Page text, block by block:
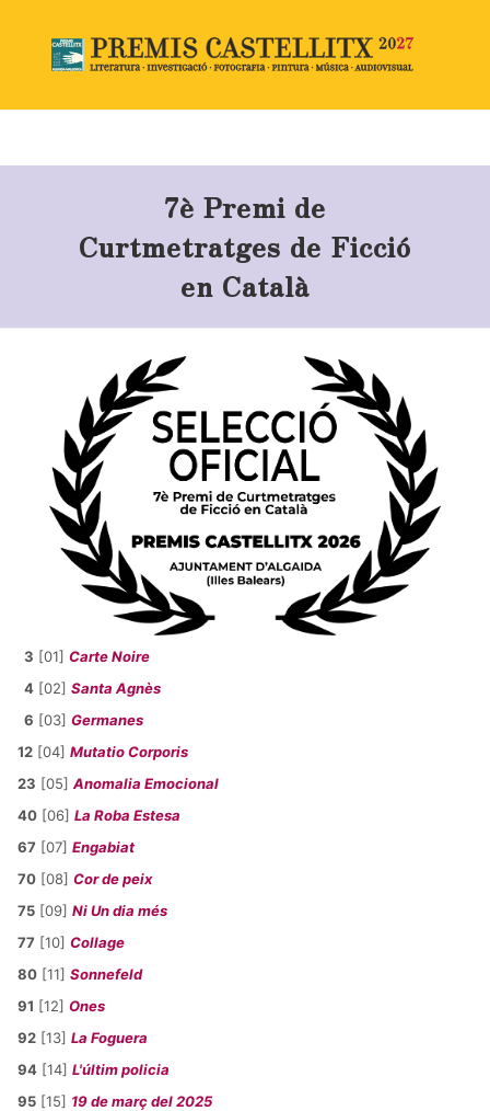
7è Premi de
Curtmetratges de Ficció
en Català
3 [01] Carte Noire
4 [02] Santa Agnès
6 [03] Germanes
12 [04] Mutatio Corporis
23 [05] Anomalia Emocional
40 [06] La Roba Estesa
67 [07] Engabiat
70 [08] Cor de peix
75 [09] Ni Un dia més
77 [10] Collage
80 [11] Sonnefeld
91 [12] Ones
92 [13] La Foguera
94 [14] L'últim policia
95 [15] 19 de març del 2025